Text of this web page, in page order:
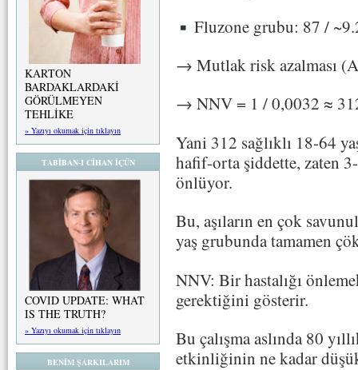
KARTON
BARDAKLARDAKİ
GÖRÜLMEYEN
TEHLİKE
» Yazıyı okumak için tıklayın
TABİBAN-I CİHAN İÇÜN
COVID UPDATE: WHAT
IS THE TRUTH?
» Yazıyı okumak için tıklayın
BENİM ŞARKILARIM
Fluzone grubu: 87 /
→ Mutlak risk azalması
→ NNV = 1 / 0,0032 ≈
Yani 312 sağlıklı 18-64
hafif-orta şiddette, zaten
önlüyor.
Bu, aşıların en çok
yaş grubunda tamamen
NNV: Bir hastalığı
gerektiğini gösterir.
Bu çalışma aslında 80
etkinliğinin ne kadar